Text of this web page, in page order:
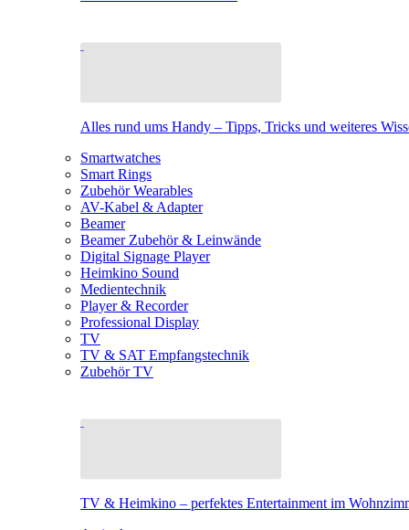
Alles rund ums Handy – Tipps, Tricks und weiteres
Smartwatches
Smart Rings
Zubehör Wearables
AV-Kabel & Adapter
Beamer
Beamer Zubehör & Leinwände
Digital Signage Player
Heimkino Sound
Medientechnik
Player & Recorder
Professional Display
TV
TV & SAT Empfangstechnik
Zubehör TV
TV & Heimkino – perfektes Entertainment im